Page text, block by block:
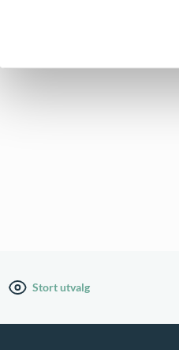
og et fat som
skål.
Stort utvalg